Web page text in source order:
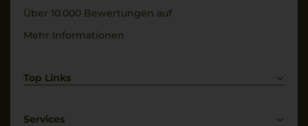
Über 10.000 Bewertungen auf
Mehr Informationen
Top Links
Weißwein
Services